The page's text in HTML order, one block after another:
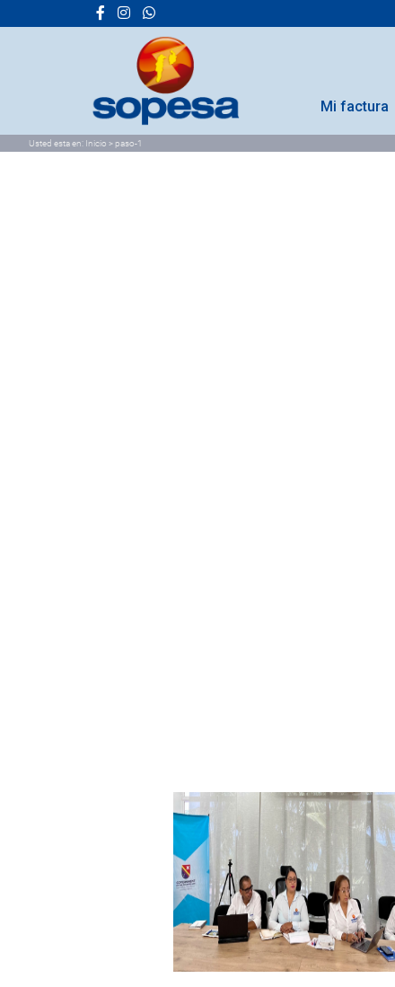
Mi factura
Usted esta en: Inicio > paso-1